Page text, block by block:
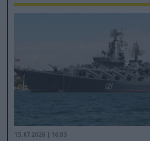
15.07.2026 | 16:03